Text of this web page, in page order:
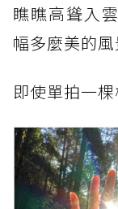
瞧瞧高聳入
幅多麼美的風
即使單拍一